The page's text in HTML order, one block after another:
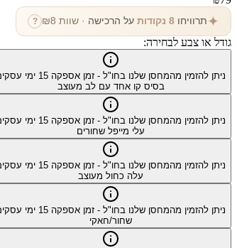
✦ תרוויחו 8 נקודות על הרכישה · שוות ₪ 8
?
גודל או צבע לבחירה:
ניתן להזמין מהמחסן שלנו בחו"ל - זמן אספקה 15 ימי
בסיס קו אחד עם לב מעוצב
ניתן להזמין מהמחסן שלנו בחו"ל - זמן אספקה 15 ימי
עלי מייפל שחורים
ניתן להזמין מהמחסן שלנו בחו"ל - זמן אספקה 15 ימי
עלה כחול מעוצב
ניתן להזמין מהמחסן שלנו בחו"ל - זמן אספקה 15 ימי
שחור/חאקי